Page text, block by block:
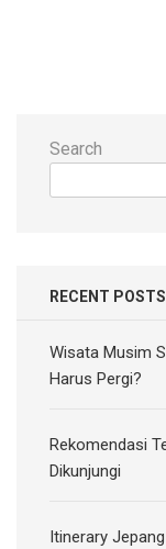
Search
RECENT POSTS
Wisata Musim
Harus Pergi?
Rekomendasi
Dikunjungi
Itinerary